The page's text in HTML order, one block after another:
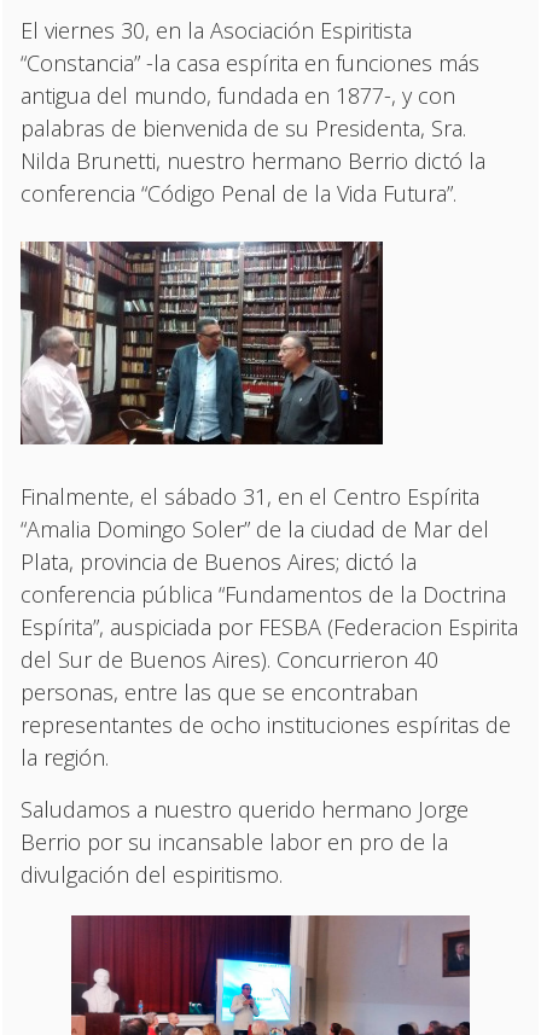
El viernes 30, en la Asociación Espiritista
“Constancia” -la casa espírita en funciones más
antigua del mundo, fundada en 1877-, y con
palabras de bienvenida de su Presidenta, Sra.
Nilda Brunetti, nuestro hermano Berrio dictó la
conferencia “Código Penal de la Vida Futura”.
Finalmente, el sábado 31, en el Centro Espírita
“Amalia Domingo Soler” de la ciudad de Mar del
Plata, provincia de Buenos Aires; dictó la
conferencia pública “Fundamentos de la Doctrina
Espírita”, auspiciada por FESBA (Federacion Espirita
del Sur de Buenos Aires). Concurrieron 40
personas, entre las que se encontraban
representantes de ocho instituciones espíritas de
la región.
Saludamos a nuestro querido hermano Jorge
Berrio por su incansable labor en pro de la
divulgación del espiritismo.